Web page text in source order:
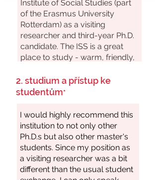
2. studium a přístup ke
studentům*